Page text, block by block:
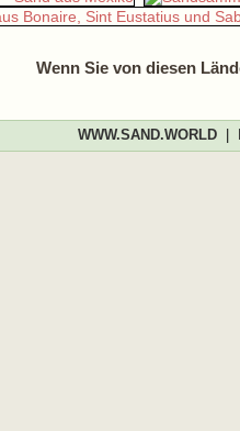
Wenn Sie von diesen
WWW.SAND.WORLD|